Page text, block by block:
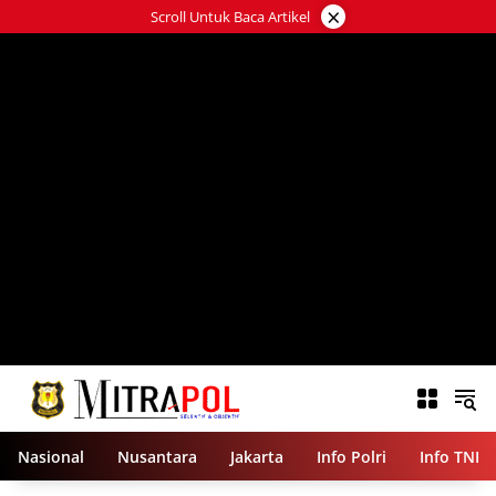
ke
Scroll Untuk Baca Artikel ×
Nasional Nusantara Jakarta Info Polri Info TNI